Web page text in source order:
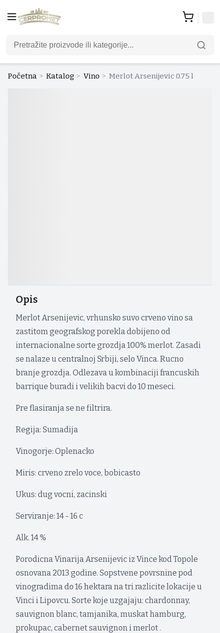
Početna > Katalog > Vino > Merlot Arsenijevic 0.75 l
Opis
Merlot Arsenijevic, vrhunsko suvo crveno vino sa
zastitom geografskog porekla dobijeno od
internacionalne sorte grozdja 100% merlot. Zasadi
se nalaze u centralnoj Srbiji, selo Vinca. Rucno
branje grozdja. Odlezava u kombinaciji francuskih
barrique buradi i velikih bacvi do 10 meseci.
Pre flasiranja se ne filtrira.
Regija: Sumadija
Vinogorje: Oplenacko
Miris: crveno zrelo voce, bobicasto
Ukus: dug vocni, zacinski
Serviranje: 14 - 16 c
Alk. 14 %
Porodicna Vinarija Arsenijevic iz Vince kod Topole
osnovana 2013 godine. Sopstvene povrsnine pod
vinogradima do 16 hektara na tri razlicite lokacije u
Vinci i Lipovcu. Sorte koje uzgajaju: chardonnay,
sauvignon blanc, tamjanika, muskat hamburg,
prokupac, cabernet sauvignon i merlot .